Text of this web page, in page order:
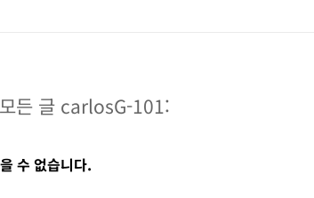
든 글 carlosG-101:
수 없습니다.